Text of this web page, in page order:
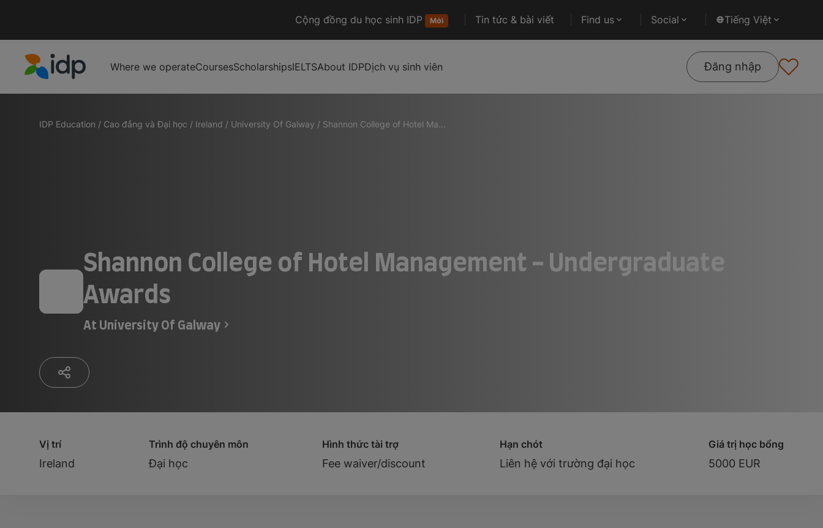
Cộng đồng du học sinh IDP Mới Tin tức & bài viết Find us Social Tiếng Việt
Where we operateCoursesScholarshipsIELTSAbout IDPDịch vụ sinh viên Đăng nhập
IDP Education / Cao đẳng và Đại học / Ireland / University Of Galway / Shannon College of Hotel Ma...
Shannon College of Hotel Management - Undergraduate
Awards
At University Of Galway
Vị trí
Ireland
Trình độ chuyên môn
Đại học
Hình thức tài trợ
Fee waiver/discount
Hạn chót
Liên hệ với trường đại học
Giá trị học bổng
5000 EUR